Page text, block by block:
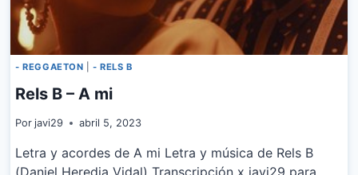
- REGGAETON |- RELS B
Rels B – A mi
Por javi29 abril 5, 2023
Letra y acordes de A mi Letra y música de Rels B